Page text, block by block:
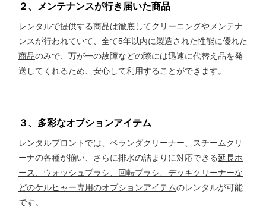
２、メンテナンスが行き届いた商品
レンタルで提供する商品は徹底してクリーニングやメンテナ
ンスが行われていて、 全て5年以内に製造された性能に優れた
商品のみで、万が一の故障などの際には迅速に代替え品を発
送してくれるため、安心して利用することができます。
３、多彩なオプションアイテム
レンタルプロントでは、ベランダクリーナー、スチームクリ
ーナの各種が揃い、さらに排水の詰まりに対応できる延長ホ
ース、ウォッシュブラシ、回転ブラシ、デッキクリーナーな
どのケルヒャー専用のオプションアイテムのレンタルが可能
です。